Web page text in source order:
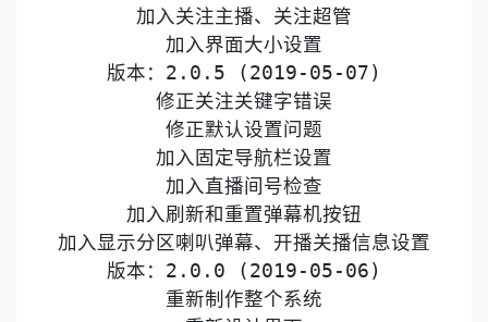
加入关注主播、关注超管
加入界面大小设置
版本：2.0.5 (2019-05-07)
修正关注关键字错误
修正默认设置问题
加入固定导航栏设置
加入直播间号检查
加入刷新和重置弹幕机按钮
加入显示分区喇叭弹幕、开播关播信息设置
版本：2.0.0 (2019-05-06)
重新制作整个系统